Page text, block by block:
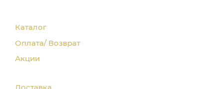
Каталог
Оплата/ Возврат
Акции